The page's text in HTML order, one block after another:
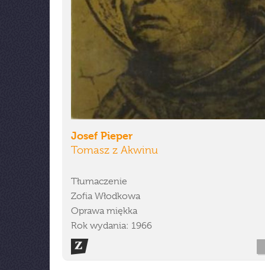
Josef Pieper
Tomasz z Akwinu
Tłumaczenie
Zofia Włodkowa
Oprawa miękka
Rok wydania: 1966